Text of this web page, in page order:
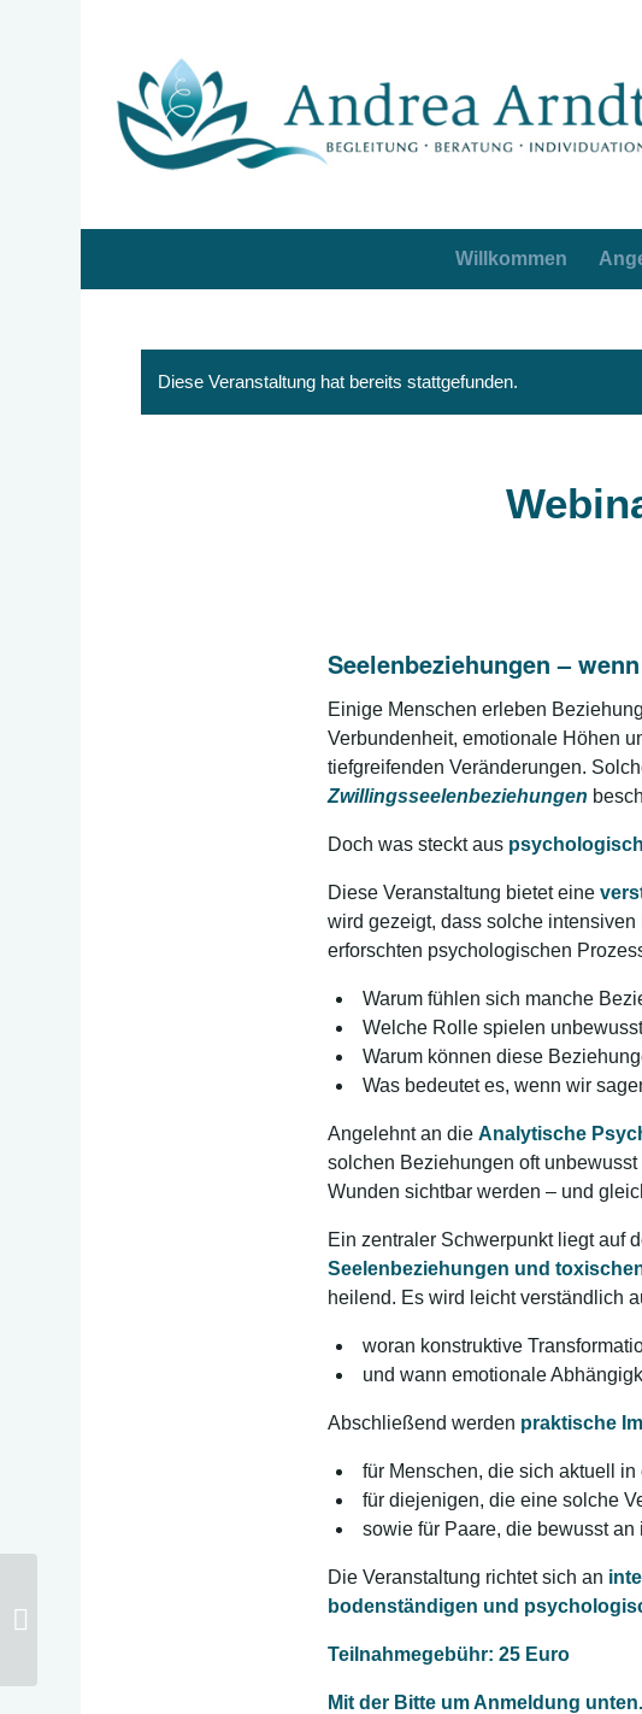
Willkommen
Diese Veranstaltung hat bereits stattgefunden.
Seelenbeziehungen –
Einige Menschen erleben
Verbundenheit, emotionale Höhen
tiefgreifenden Veränderungen.
Zwillingsseelenbeziehungen
Doch was steckt aus
Diese Veranstaltung bietet eine
wird gezeigt, dass solche
erforschten psychologischen
Warum fühlen sich manche
Welche Rolle spielen
Warum können diese
Was bedeutet es, wenn wir
Angelehnt an die Analytische
solchen Beziehungen oft
Wunden sichtbar werden – und
Ein zentraler Schwerpunkt liegt auf
Seelenbeziehungen und
heilend. Es wird leicht verständlich
woran konstruktive
und wann emotionale
Abschließend werden praktische
für Menschen, die sich aktuell
für diejenigen, die eine solche
sowie für Paare, die bewusst
Die Veranstaltung richtet sich an
bodenständigen und
Teilnahmegebühr: 25 Euro
Mit der Bitte um Anmeldung unten.